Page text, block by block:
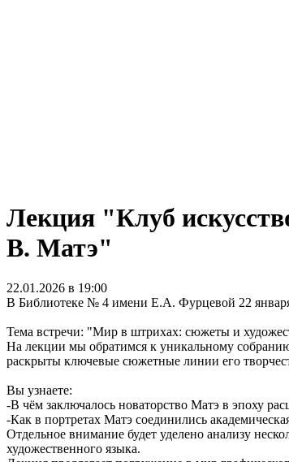
Лекция "Клуб
В. Матэ"
22.01.2026 в 19:00
В Библиотеке № 4 имени Е.А. Фурцевой 22 января
Тема встречи: "Мир в штрихах: сюжеты и
На лекции мы обратимся к уникальному
раскрыты ключевые сюжетные линии его
Вы узнаете:
-В чём заключалось новаторство Матэ в эпоху
-Как в портретах Матэ соединились
Отдельное внимание будет уделено анализу
художественного языка.